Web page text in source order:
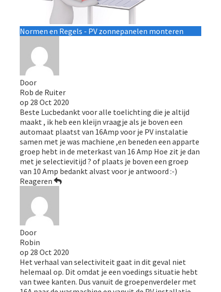
Normen en Regels - PV zonnepanelen monteren
Door
Rob de Ruiter
op 28 Oct 2020
Beste Lucbedankt voor alle toelichting die je altijd
maakt , ik heb een kleijn vraagje als je boven een
automaat plaatst van 16Amp voor je PV instalatie
samen met je was machiene ,en beneden een apparte
groep hebt in de meterkast van 16 Amp Hoe zit je dan
met je selectievitijd ? of plaats je boven een groep
van 10 Amp bedankt alvast voor je antwoord :-)
Reageren
Door
Robin
op 28 Oct 2020
Het verhaal van selectiviteit gaat in dit geval niet
helemaal op. Dit omdat je een voedings situatie hebt
van twee kanten. Dus vanuit de groepenverdeler met